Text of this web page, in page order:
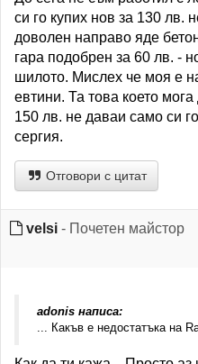
си го купих нов за 130 лв.
доволен направо яде
гара подобрен за 60 лв. -
шилото. Мислех че моя е
евтини. Та това което
150 лв. не даваи само си
сергия.
Отговори с цитат
velsi - Почетен майстор
adonis написа:
... Какъв е недостатъка на